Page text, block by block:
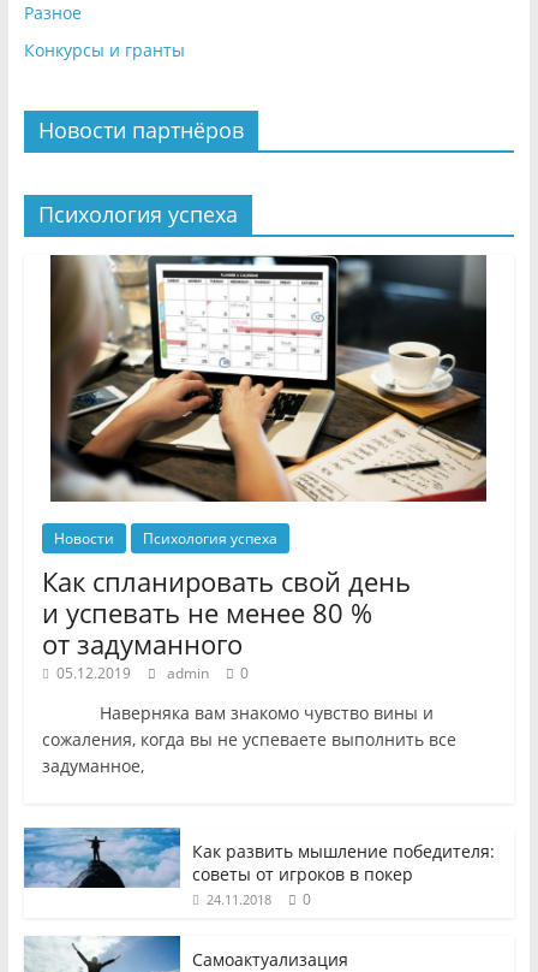
Разное
Конкурсы и гранты
Новости партнёров
Психология успеха
Новости Психология успеха
Как спланировать свой день
и успевать не менее 80 %
от задуманного
05.12.2019 admin 0
Наверняка вам знакомо чувство вины и
сожаления, когда вы не успеваете выполнить все
задуманное,
Как развить мышление победителя:
советы от игроков в покер
24.11.2018 0
Самоактуализация